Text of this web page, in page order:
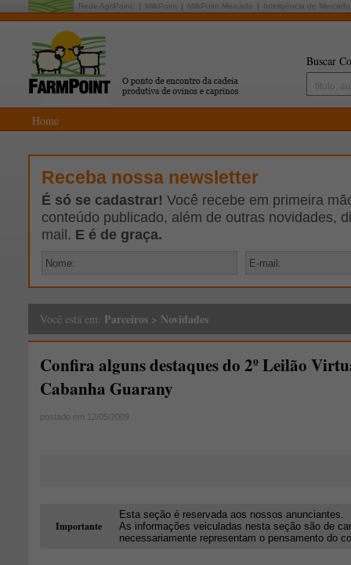
Rede AgriPoint: MilkPoint MilkPoint Mercado Inteligência de Mercado
Buscar
Home
Receba nossa newsletter
É só se cadastrar! Você recebe em primeira
conteúdo publicado, além de outras novidades,
mail. E é de graça.
Você está em: Parceiros > Novidades
Confira alguns destaques do 2º Leilão
Cabanha Guarany
postado em 12/05/2009
Importante
Esta seção é reservada aos nossos anunciantes.
As informações veiculadas nesta seção são de
necessariamente representam o pensamento do